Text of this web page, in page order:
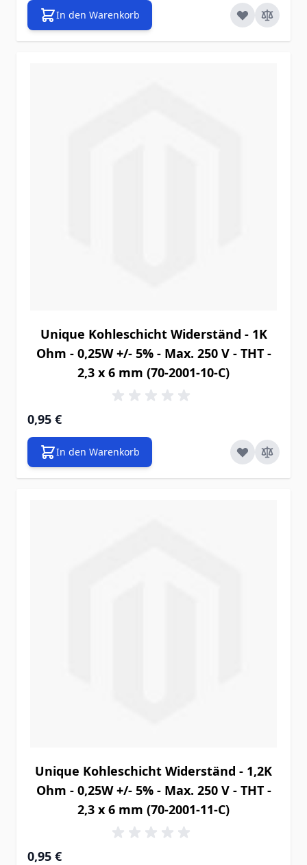
In den Warenkorb
Unique Kohleschicht Widerständ - 1K
Ohm - 0,25W +/- 5% - Max. 250 V - THT -
2,3 x 6 mm (70-2001-10-C)
0,95 €
In den Warenkorb
Unique Kohleschicht Widerständ - 1,2K
Ohm - 0,25W +/- 5% - Max. 250 V - THT -
2,3 x 6 mm (70-2001-11-C)
0,95 €